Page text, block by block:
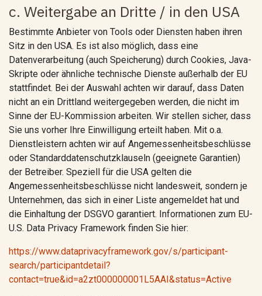
c. Weitergabe an Dritte / in den USA
Bestimmte Anbieter von Tools oder Diensten haben ihren
Sitz in den USA. Es ist also möglich, dass eine
Datenverarbeitung (auch Speicherung) durch Cookies, Java-
Skripte oder ähnliche technische Dienste außerhalb der EU
stattfindet. Bei der Auswahl achten wir darauf, dass Daten
nicht an ein Drittland weitergegeben werden, die nicht im
Sinne der EU-Kommission arbeiten. Wir stellen sicher, dass
Sie uns vorher Ihre Einwilligung erteilt haben. Mit o.a.
Dienstleistern achten wir auf Angemessenheitsbeschlüsse
oder Standarddatenschutzklauseln (geeignete Garantien)
der Betreiber. Speziell für die USA gelten die
Angemessenheitsbeschlüsse nicht landesweit, sondern je
Unternehmen, das sich in einer Liste angemeldet hat und
die Einhaltung der DSGVO garantiert. Informationen zum EU-
U.S. Data Privacy Framework finden Sie hier:
https://www.dataprivacyframework.gov/s/participant-
search/participantdetail?
contact=true&id=a2zt000000001L5AAI&status=Active